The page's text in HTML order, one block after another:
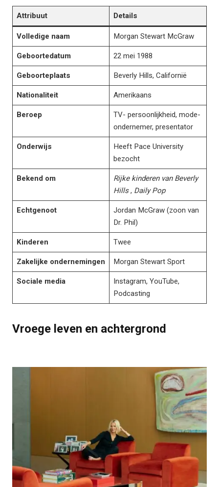
Attribuut Details
Volledige naam Morgan Stewart McGraw
Geboortedatum​​ 22 mei 1988
Geboorteplaats Beverly Hills, Californië
Nationaliteit Amerikaans
Beroep
TV- persoonlijkheid, mode-
ondernemer, presentator
Onderwijs
Heeft Pace University
bezocht
Bekend om
Rijke kinderen van Beverly
Hills, Daily Pop
Echtgenoot
Jordan McGraw (zoon van
Dr. Phil)
Kinderen Twee
Zakelijke ondernemingen Morgan Stewart Sport
Sociale media
Instagram, YouTube,
Podcasting
Vroege leven en achtergrond